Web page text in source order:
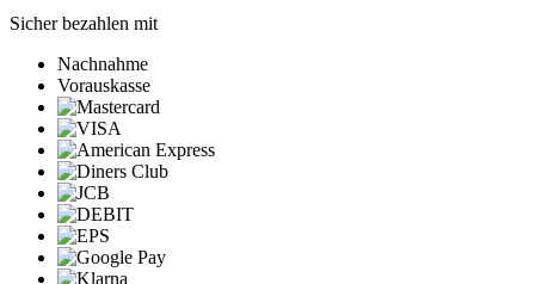
Sicher bezahlen mit
Nachnahme
Vorauskasse